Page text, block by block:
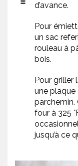
d’avance.
Pour
un sac
rouleau à
bois.
Pour griller
une plaque
parchemin.
four à 325
jusqu’à ce